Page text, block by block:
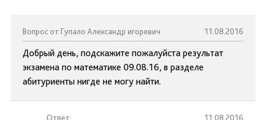
Вопрос от Гупало Александр игоревич 11.08.2016
Добрый день, подскажите пожалуйста результат
экзамена по математике 09.08.16, в разделе
абитуриенты нигде не могу найти.
Ответ: 11.08.2016